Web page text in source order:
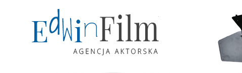
Edwin Film Agencja Aktorska